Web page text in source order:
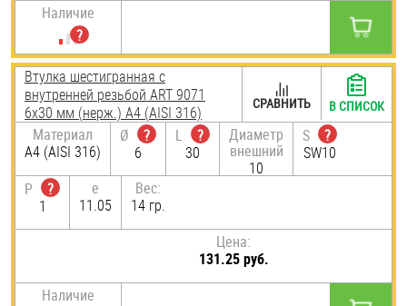
Наличие
Втулка шестигранная с
внутренней резьбой ART 9071
6х30 мм (нерж.) A4 (AISI 316)
Материал
A4 (AISI 316)
Ø
?
6
L
?
30
Диаметр
внешний
10
S
?
SW10
P
?
1
e
11.05
Вес:
14 гр.
Цена:
131.25 руб.
Наличие
СРАВНИТЬ В СПИСОК